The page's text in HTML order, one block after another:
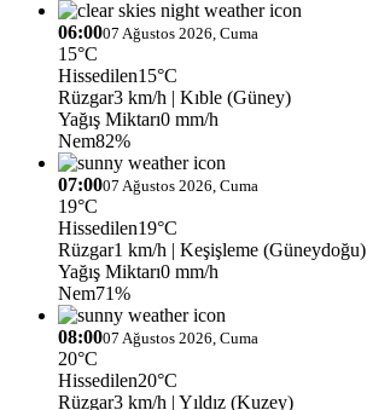
06:0007 Ağustos 2026, Cuma
15°C
Hissedilen15°C
Rüzgar3 km/h | Kıble (Güney)
Yağış Miktarı0 mm/h
Nem82%
07:0007 Ağustos 2026, Cuma
19°C
Hissedilen19°C
Rüzgar1 km/h | Keşişleme (Güneydoğu)
Yağış Miktarı0 mm/h
Nem71%
08:0007 Ağustos 2026, Cuma
20°C
Hissedilen20°C
Rüzgar3 km/h | Yıldız (Kuzey)